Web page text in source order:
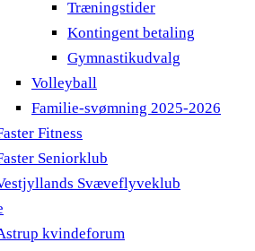
Træningstider
Kontingent betaling
Gymnastikudvalg
Volleyball
Familie-svømning 2025-2026
Fitness
Seniorklub
Svæveflyveklub
kvindeforum